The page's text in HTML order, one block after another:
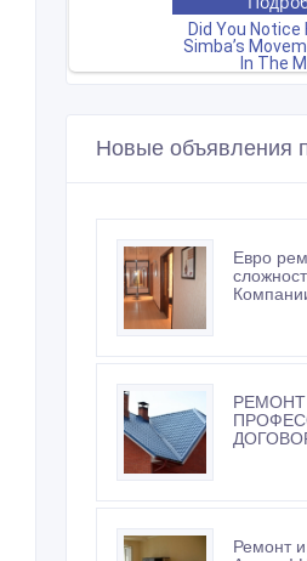
Новые объявления
Евро
Ремонт